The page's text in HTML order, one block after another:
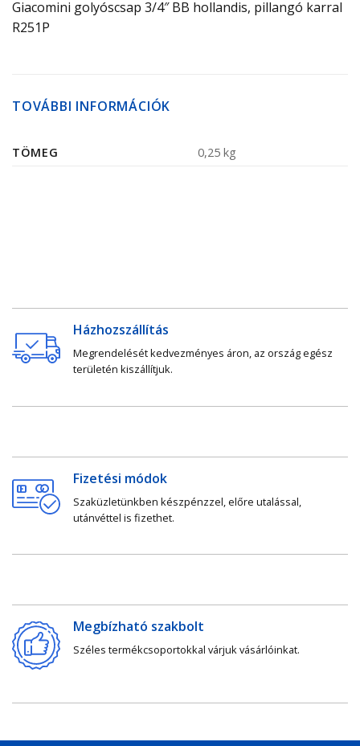
Giacomini golyóscsap 3/4″ BB hollandis, pillangó karral
R251P
TOVÁBBI INFORMÁCIÓK
TÖMEG 0,25 kg
Házhozszállítás
Megrendelését kedvezményes áron, az ország egész
területén kiszállítjuk.
Fizetési módok
Szaküzletünkben készpénzzel, előre utalással,
utánvéttel is fizethet.
Megbízható szakbolt
Széles termékcsoportokkal várjuk vásárlóinkat.